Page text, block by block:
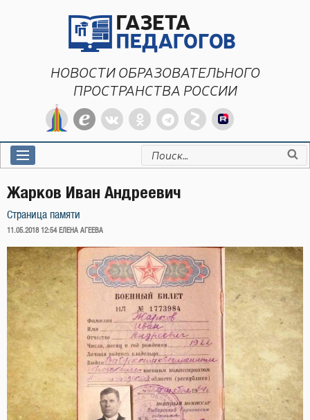
НОВОСТИ ОБРАЗОВАТЕЛЬНОГО
ПРОСТРАНСТВА РОССИИ
Искать:
Жарков Иван Андреевич
Страница памяти
ОПУБЛИКОВАНО
11.05.2018 12:54 ЕЛЕНА АГЕЕВА